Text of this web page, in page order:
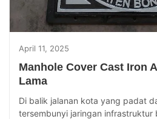
April 11, 2025
Manhole Cover Cast Iron
Lama
Di balik jalanan kota yang padat
tersembunyi jaringan infrastruktur